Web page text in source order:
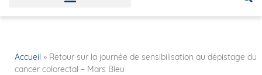
Accueil » Retour sur la journée de sensibilisation au dépistage du
cancer colorectal – Mars Bleu